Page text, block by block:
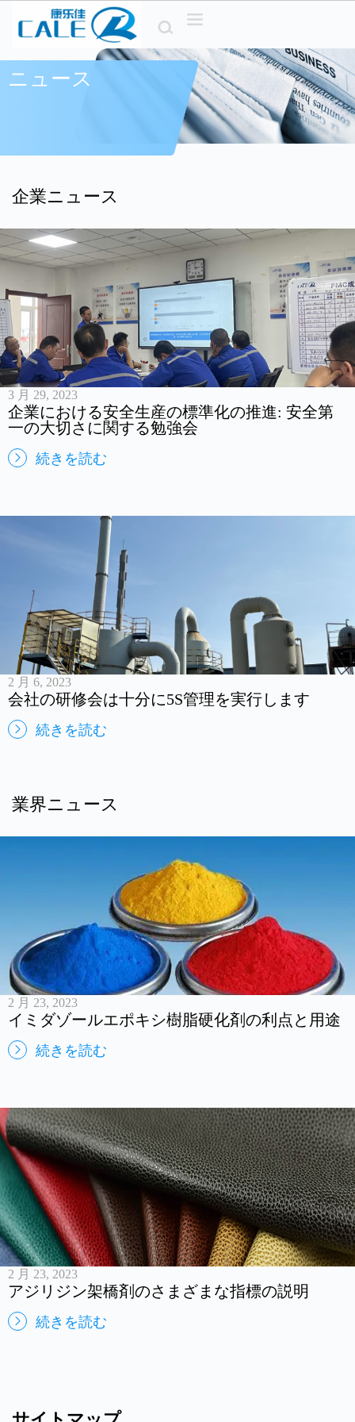
ン
ツ
ニュース
企業ニュース
3 月 29, 2023
企業における安全生産の標準化の推進: 安全第
一の大切さに関する勉強会
続きを読む
2 月 6, 2023
会社の研修会は十分に5S管理を実行します
続きを読む
業界ニュース
2 月 23, 2023
イミダゾールエポキシ樹脂硬化剤の利点と用途
続きを読む
2 月 23, 2023
アジリジン架橋剤のさまざまな指標の説明
続きを読む